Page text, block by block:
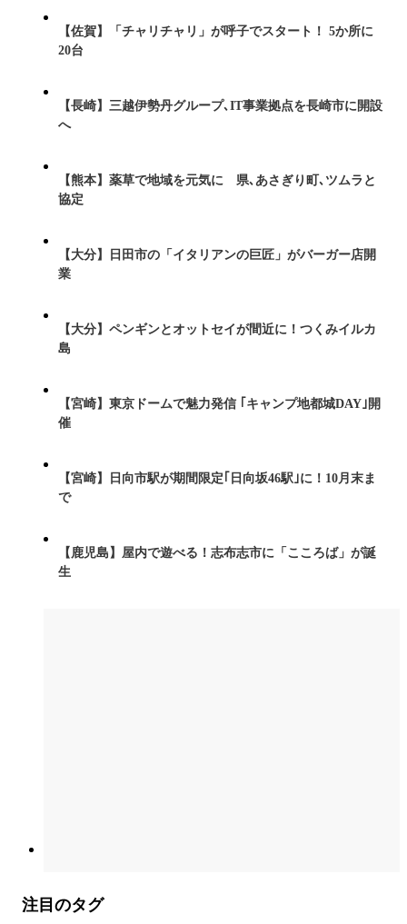
【佐賀】「チャリチャリ」が呼子でスタート！ 5か所に
20台
【長崎】三越伊勢丹グループ､IT事業拠点を長崎市に開設
へ
【熊本】薬草で地域を元気に 県､あさぎり町､ツムラと
協定
【大分】日田市の「イタリアンの巨匠」がバーガー店開
業
【大分】ペンギンとオットセイが間近に！つくみイルカ
島
【宮崎】東京ドームで魅力発信 ｢キャンプ地都城DAY｣開
催
【宮崎】日向市駅が期間限定｢日向坂46駅｣に！10月末ま
で
【鹿児島】屋内で遊べる！志布志市に「こころば」が誕
生
注目のタグ